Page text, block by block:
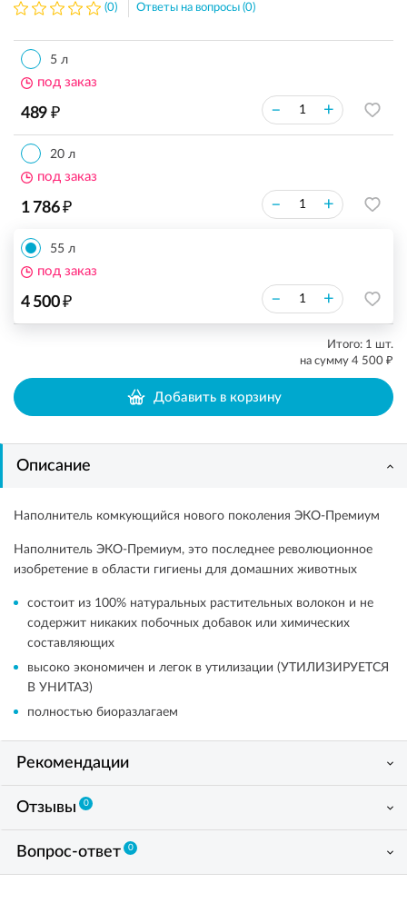
(0) Ответы на вопросы (0)
5 л
489 ₽ – +
под заказ
20 л
1 786₽ – +
под заказ
55 л
4 500₽ – +
под заказ
Итого: 1 шт.
на сумму 4 500 ₽
Добавить в корзину
Описание
Наполнитель комкующийся нового поколения ЭКО-Премиум
Наполнитель ЭКО-Премиум, это последнее революционное
изобретение в области гигиены для домашних животных
состоит из 100% натуральных растительных волокон и не
содержит никаких побочных добавок или химических
составляющих
высоко экономичен и легок в утилизации (УТИЛИЗИРУЕТСЯ
В УНИТАЗ)
полностью биоразлагаем
Рекомендации
Отзывы 0
Вопрос-ответ 0